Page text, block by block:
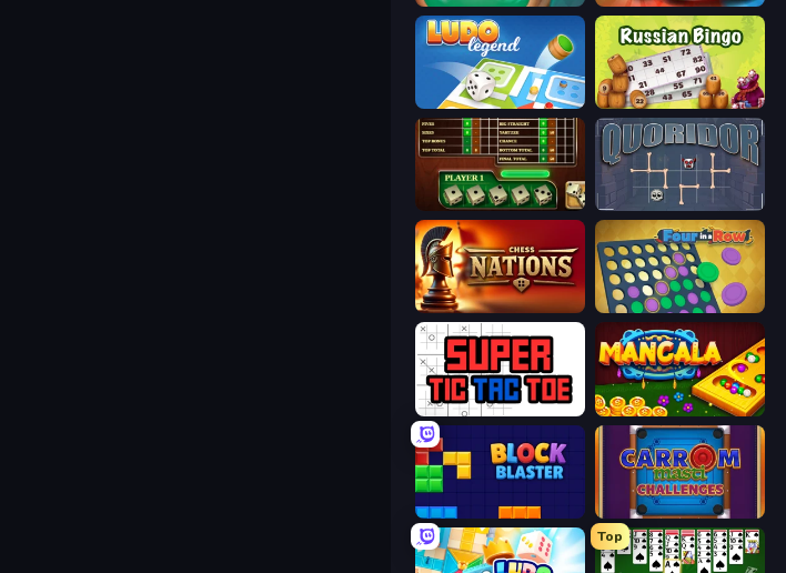
Ludo Legend Russian Bingo
Yahtzee Online Quoridor Online
Chess Nations Four in a Row
Super Tic Tac Toe Mancala Online
Block Blaster
Top